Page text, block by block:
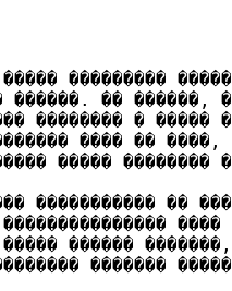
���������
������. �� ������,
�������� � �����
���� ��
����� ��������
����������� ��
������
�������